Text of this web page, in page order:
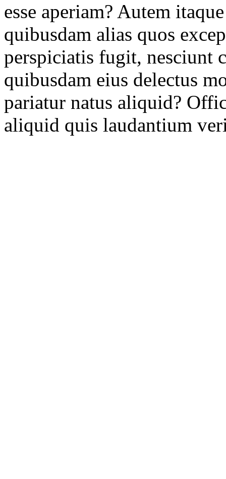
esse aperiam? Autem
quibusdam alias quos
perspiciatis fugit, nesciunt
quibusdam eius delectus
pariatur natus aliquid?
aliquid quis laudantium